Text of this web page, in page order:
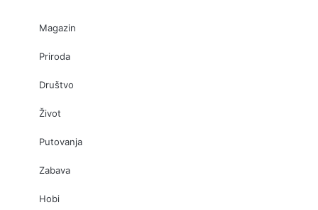
Magazin
Priroda
Društvo
Život
Putovanja
Zabava
Hobi